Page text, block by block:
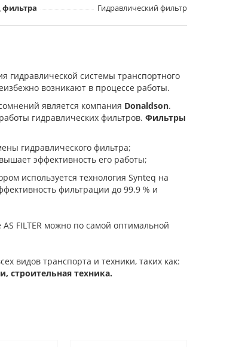
фильтра Гидравлический фильтр
системы транспортного
возникают в процессе работы.
является компания Donaldson.
гидравлических фильтров. Фильтры
гидравлического фильтра;
эффективность его работы;
используется технология Synteq на
фильтрации до 99.9 % и
FILTER можно по самой оптимальной
видов транспорта и техники, таких как:
строительная техника.